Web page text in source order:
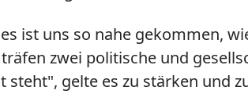
ist uns so nahe gekommen,
zwei politische und
gelte es zu stärken und